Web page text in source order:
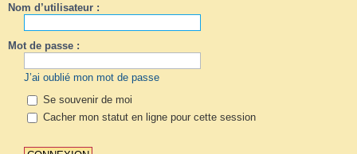
Nom d’utilisateur :
Mot de passe :
J’ai oublié mon mot de passe
Se souvenir de moi
Cacher mon statut en ligne pour cette session